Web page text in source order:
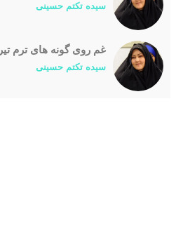
سیده تکتم حسینی
غم روی گونه های ترم
سیده تکتم حسینی